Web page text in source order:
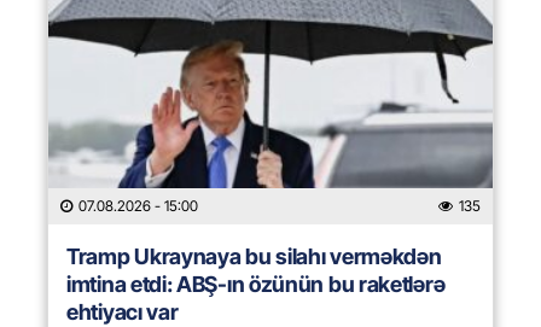
07.08.2026 - 15:00 135
Tramp Ukraynaya bu silahı verməkdən
imtina etdi: ABŞ-ın özünün bu raketlərə
ehtiyacı var